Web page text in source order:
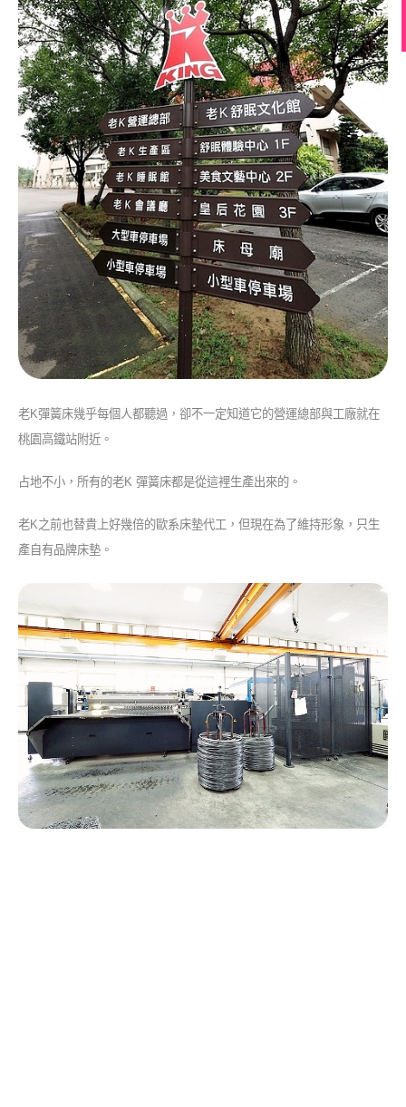
老K彈簧床幾乎每個人都聽過，卻不一定知道它的營運總部與工廠就在
桃園高鐵站附近。
占地不小，所有的老K 彈簧床都是從這裡生產出來的。
老K之前也替貴上好幾倍的歐系床墊代工，但現在為了維持形象，只生
產自有品牌床墊。